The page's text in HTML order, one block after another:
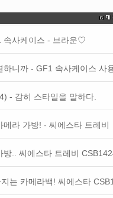
속사케이스 - 브라운♡
하니까 - GF1 속사케이스 사
- 감히 스타일을 말하다.
메라 가방! - 씨에스타 트레비
방.. 씨에스타 트레비
는 카메라백! 씨에스타